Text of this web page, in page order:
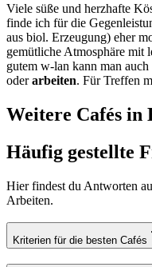
Viele süße und herzhafte
finde ich für die
aus biol. Erzeugung) eher
gemütliche Atmosphäre mit
gutem w-lan kann man
oderarbeiten. Für Treffen
Weitere Cafés in
Häufig gestellte
Hier findest du Antworten
Arbeiten.
Kriterien für die besten Cafés